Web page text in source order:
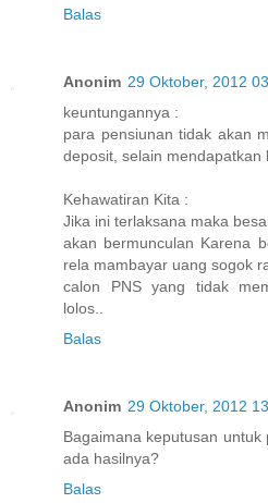
Balas
Anonim 29 Oktober, 2012
keuntungannya :
para pensiunan tidak akan
deposit, selain
Kehawatiran Kita :
Jika ini terlaksana maka
akan bermunculan Karena
rela mambayar uang sogok
calon PNS yang tidak
lolos..
Balas
Anonim 29 Oktober, 2012
Bagaimana keputusan
ada hasilnya?
Balas